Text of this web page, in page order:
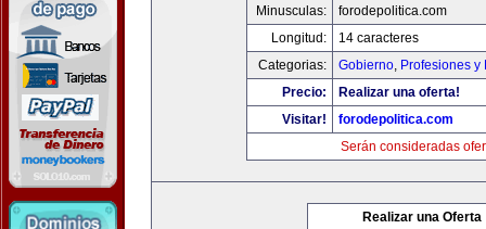
Minusculas:
forodepolitica.com
Longitud:
14 caracteres
Categorias:
Gobierno, Profesiones y
Precio:
Realizar una oferta!
Visitar!
forodepolitica.com
Serán consideradas
Realizar una Oferta